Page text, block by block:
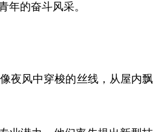
年的奋斗风采。
夜风中穿梭的丝线，从屋内飘